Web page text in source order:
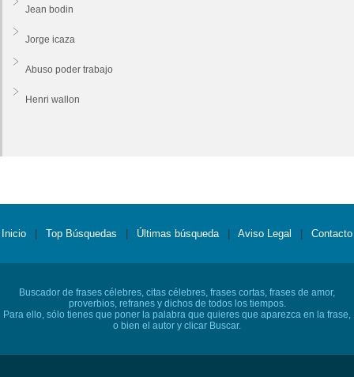
Jean bodin
Jorge icaza
Abuso poder trabajo
Henri wallon
Inicio Top Búsquedas Últimas búsqueda Aviso Legal Contacto
Buscador de frases célebres, citas célebres, frases cortas, frases de amor,
proverbios, refranes y dichos de todos los tiempos.
Para ello, sólo tienes que poner la palabra que quieres que aparezca en la frase,
o bien el autor y clicar Buscar.